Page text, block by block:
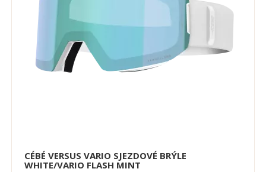
CÉBÉ VERSUS VARIO SJEZDOVÉ BRÝLE
WHITE/VARIO FLASH MINT